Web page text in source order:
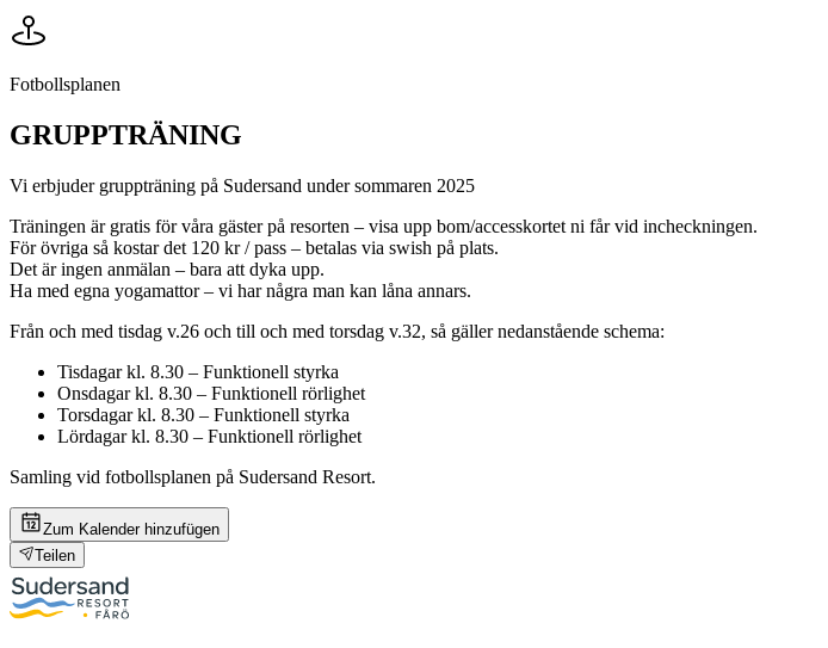
Fotbollsplanen
GRUPPTRÄNING
Vi erbjuder gruppträning på Sudersand under sommaren 2025
Träningen är gratis för våra gäster på resorten – visa upp bom/accesskortet ni får vid incheckningen.
För övriga så kostar det 120 kr / pass – betalas via swish på plats.
Det är ingen anmälan – bara att dyka upp.
Ha med egna yogamattor – vi har några man kan låna annars.
Från och med tisdag v.26 och till och med torsdag v.32, så gäller nedanstående schema:
Tisdagar kl. 8.30 – Funktionell styrka
Onsdagar kl. 8.30 – Funktionell rörlighet
Torsdagar kl. 8.30 – Funktionell styrka
Lördagar kl. 8.30 – Funktionell rörlighet
Samling vid fotbollsplanen på Sudersand Resort.
Zum Kalender hinzufügen
Teilen